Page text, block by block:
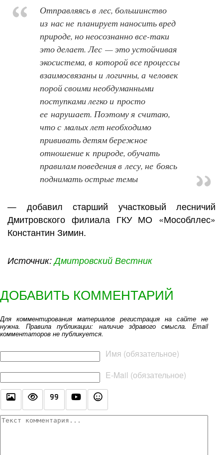
Отправляясь в лес, большинство
из нас не планирует наносить вред
природе, но неосознанно все-таки
это делает. Лес — это устойчивая
экосистема, в которой все процессы
взаимосвязаны и логичны, а человек
порой своими необдуманными
поступками легко и просто
ее нарушает. Поэтому я считаю,
что с малых лет необходимо
прививать детям бережное
отношение к природе, обучать
правилам поведения в лесу, не боясь
поднимать острые темы
— добавил старший участковый лесничий
Дмитровского филиала ГКУ МО «Мособллес»
Константин Зимин.
Источник:Дмитровский Вестник
ДОБАВИТЬ КОММЕНТАРИЙ
Для комментирования материалов регистрация на сайте не
нужна. Правила публикации: наличие здравого смысла. Email
комментаторов не публикуется.
Имя (обязательное)
E-Mail (обязательное)
Текст комментария